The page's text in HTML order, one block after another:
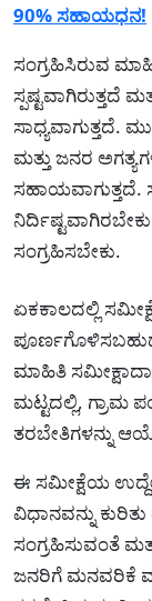
90% ಸಹಾಯಧನ!
ಸಂಗ್ರಹಿಸಿರುವ
ಸ್ಪಷ್ಟವಾಗಿರುತ್ತದೆ
ಸಾಧ್ಯವಾಗುತ್ತದೆ.
ಮತ್ತು ಜನರ
ಸಹಾಯವಾಗುತ್ತದೆ.
ಸಂಗ್ರಹಿಸಬೇಕು.
ಏಕಕಾಲದಲ್ಲಿ
ಮಾಹಿತಿ
ಮಟ್ಟದಲ್ಲಿ, ಗ್ರಾಮ
ತರಬೇತಿಗಳನ್ನು
ಈ ಸಮೀಕ್ಷೆಯ
ವಿಧಾನವನ್ನು
ಸಂಗ್ರಹಿಸುವಂತೆ
ಜನರಿಗೆ ಮನವರಿಕೆ